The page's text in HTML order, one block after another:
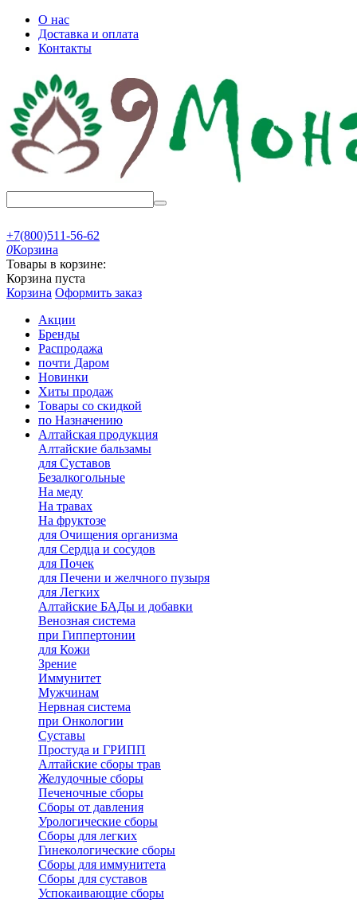
О нас
Доставка и оплата
Контакты
+7(800)511-56-62
0Корзина
Товары в корзине:
Корзина пуста
Корзина Оформить заказ
Акции
Бренды
Распродажа
почти Даром
Новинки
Хиты продаж
Товары со скидкой
по Назначению
Алтайская продукция
Алтайские бальзамы
для Суставов
Безалкогольные
На меду
На травах
На фруктозе
для Очищения организма
для Сердца и сосудов
для Почек
для Печени и желчного пузыря
для Легких
Алтайские БАДы и добавки
Венозная система
при Гиппертонии
для Кожи
Зрение
Иммунитет
Мужчинам
Нервная система
при Онкологии
Суставы
Простуда и ГРИПП
Алтайские сборы трав
Желудочные сборы
Печеночные сборы
Сборы от давления
Урологические сборы
Сборы для легких
Гинекологические сборы
Сборы для иммунитета
Сборы для суставов
Успокаивающие сборы